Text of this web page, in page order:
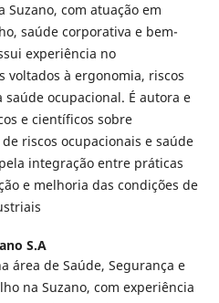
Suzano, com atuação em
saúde corporativa e bem-
experiência no
voltados à ergonomia, riscos
saúde ocupacional. É autora e
e científicos sobre
riscos ocupacionais e saúde
integração entre práticas
e melhoria das condições de
S.A
área de Saúde, Segurança e
na Suzano, com experiência